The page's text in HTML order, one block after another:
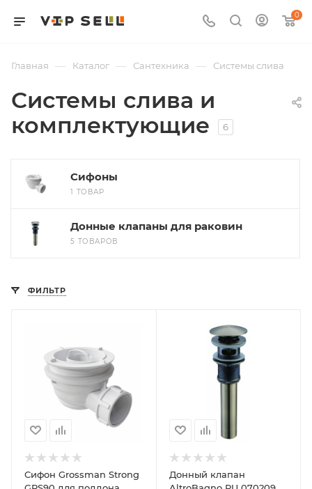
0
Главная — Каталог — Сантехника — Системы слива
Системы слива и
комплектующие
6
Сифоны
1 ТОВАР
Донные клапаны для раковин
5 ТОВАРОВ
ФИЛЬТР
Сифон Grossman Strong
Донный клапан